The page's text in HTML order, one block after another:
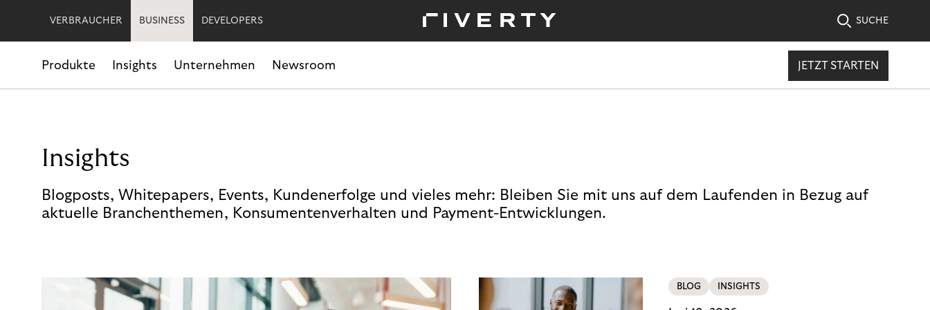
VERBRAUCHER BUSINESS DEVELOPERS SUCHE
Produkte Insights Unternehmen Newsroom JETZT STARTEN
Insights
Blogposts, Whitepapers, Events, Kundenerfolge und vieles mehr: Bleiben Sie mit uns auf dem Laufenden in Bezug auf
aktuelle Branchenthemen, Konsumentenverhalten und Payment-Entwicklungen.
BLOG INSIGHTS